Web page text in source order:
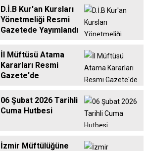
D.İ.B Kur'an Kursları
Yönetmeliği Resmi
Gazetede Yayımlandı
İl Müftüsü Atama
Kararları Resmi
Gazete'de
06 Şubat 2026 Tarihli
Cuma Hutbesi
İzmir Müftülüğüne